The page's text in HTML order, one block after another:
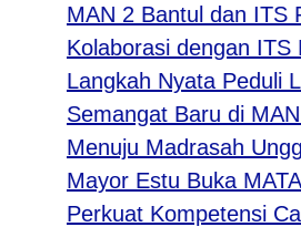
MAN 2 Bantul dan ITS
Kolaborasi dengan ITS
Langkah Nyata Peduli
Semangat Baru di MAN 2
Menuju Madrasah
Mayor Estu Buka
Perkuat Kompetensi